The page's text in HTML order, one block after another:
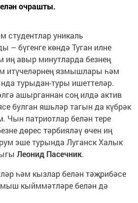
очрашты.
студентлар уникаль
– бүгенге көндә Туган илне
иң авыр минутларда безнең
итүчеләрнең язмышлары һәм
турыдан-туры ишеттеләр.
ашырганнан соң илдә актив
булган яшьләр тагын да күбрәк
Чын патриотлар белән тере
дөрес тәрбияләү өчен иң
эше турында Луганск Халык
Леонид Пасечник.
һәм кызлар белән тәҗрибәсе
кыйммәтләре белән дә